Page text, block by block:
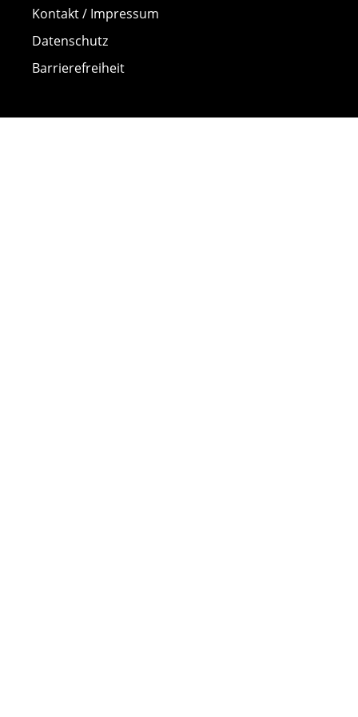
Kontakt / Impressum
Datenschutz
Barrierefreiheit